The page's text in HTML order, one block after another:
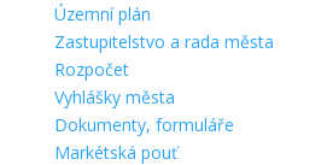
Územní plán
Zastupitelstvo a rada města
Rozpočet
Vyhlášky města
Dokumenty, formuláře
Markétská pouť